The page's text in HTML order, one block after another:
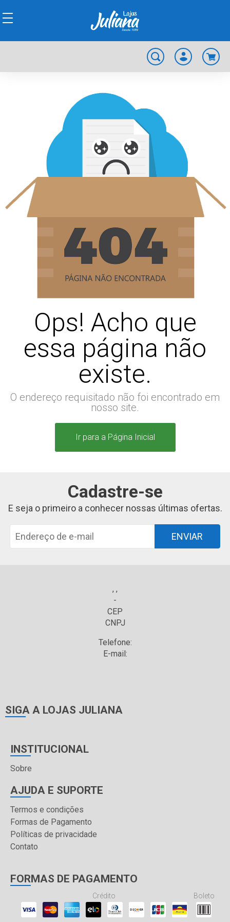
Ops! Acho que
essa página não
existe.
O endereço requisitado não foi encontrado em
nosso site.
Ir para a Página Inicial
Cadastre-se
E seja o primeiro a conhecer nossas últimas ofertas.
ENVIAR
, ,
-
CEP
CNPJ
Telefone:
E-mail:
SIGA A LOJAS JULIANA
INSTITUCIONAL
Sobre
AJUDA E SUPORTE
Termos e condições
Formas de Pagamento
Políticas de privacidade
Contato
FORMAS DE PAGAMENTO
Crédito Boleto